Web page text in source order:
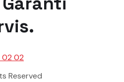
02
Reserved